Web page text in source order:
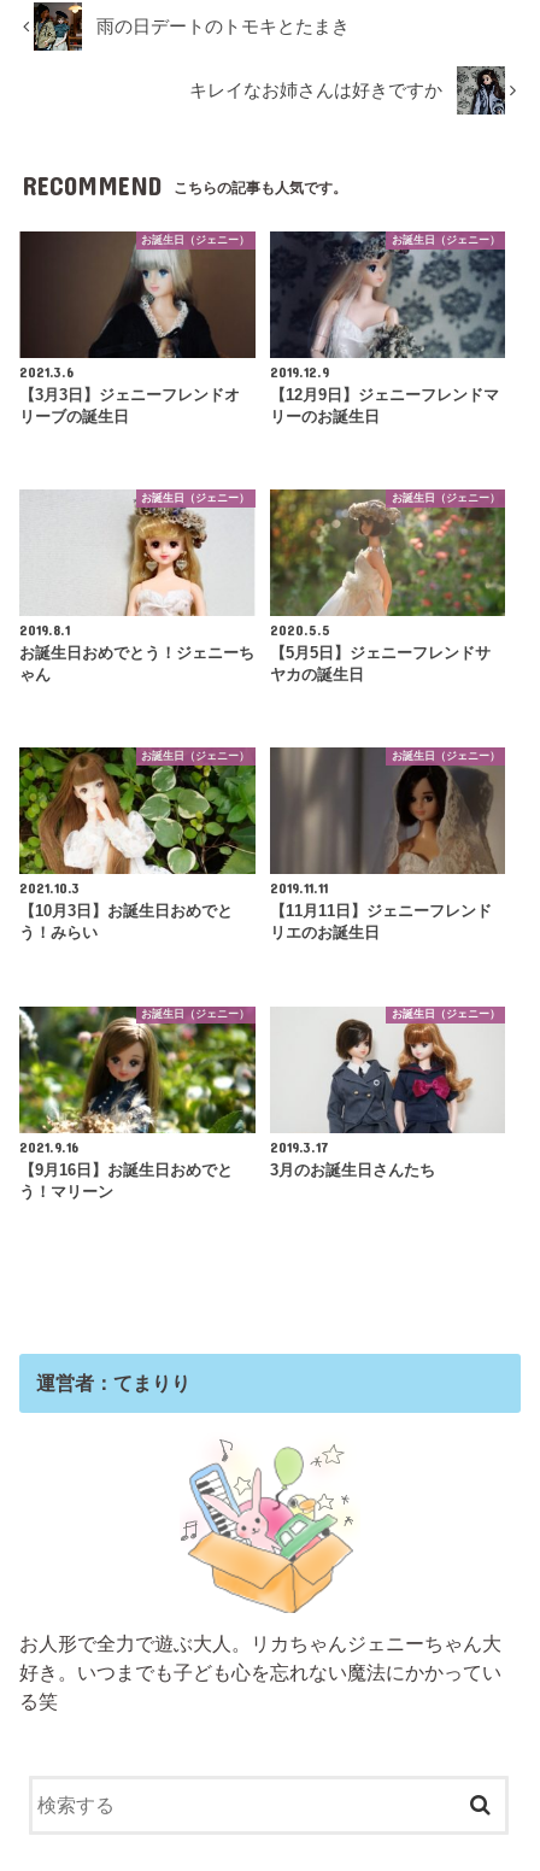
雨の日デートのトモキとたまき
キレイなお姉さんは好きですか
RECOMMEND こちらの記事も人気です。
お誕生日（ジェニー）
2021.3.6
【3月3日】ジェニーフレンドオ
リーブの誕生日
お誕生日（ジェニー）
2019.12.9
【12月9日】ジェニーフレンドマ
リーのお誕生日
お誕生日（ジェニー）
2019.8.1
お誕生日おめでとう！ジェニーち
ゃん
お誕生日（ジェニー）
2020.5.5
【5月5日】ジェニーフレンドサ
ヤカの誕生日
お誕生日（ジェニー）
2021.10.3
【10月3日】お誕生日おめでと
う！みらい
お誕生日（ジェニー）
2019.11.11
【11月11日】ジェニーフレンド
リエのお誕生日
お誕生日（ジェニー）
2021.9.16
【9月16日】お誕生日おめでと
う！マリーン
お誕生日（ジェニー）
2019.3.17
3月のお誕生日さんたち
運営者：てまりり
お人形で全力で遊ぶ大人。リカちゃんジェニーちゃん大
好き。いつまでも子ども心を忘れない魔法にかかってい
る笑